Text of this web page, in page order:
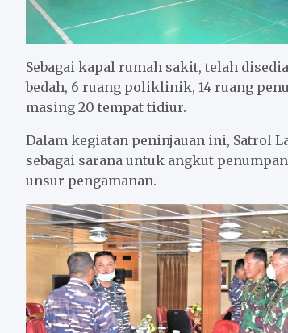
Sebagai kapal rumah sakit, telah
bedah, 6 ruang poliklinik, 14 ruang
masing 20 tempat tidiur.
Dalam kegiatan peninjauan ini, Satrol
sebagai sarana untuk angkut
unsur pengamanan.